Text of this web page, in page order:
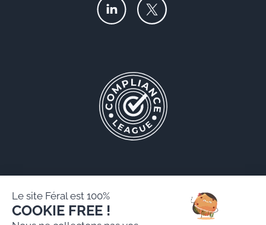
Le site Féral est 100%
COOKIE FREE !